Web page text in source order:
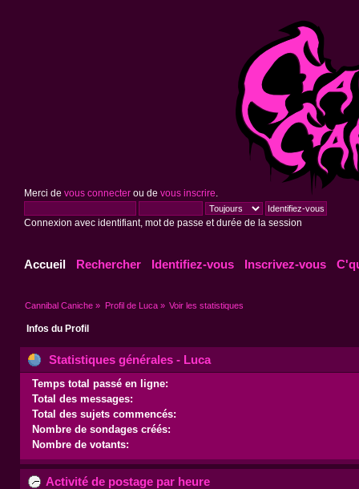
Merci de vous connecterou de vous inscrire
Connexion avec identifiant, mot de passe et durée de la session
Accueil Rechercher Identifiez-vous Inscrivez-vous
Cannibal Caniche » Profil de Luca» Voir les statistiques
Infos du Profil
Statistiques générales - Luca
Temps total passé en ligne:
Total des messages:
Total des sujets commencés:
Nombre de sondages créés:
Nombre de votants:
Activité de postage par heure